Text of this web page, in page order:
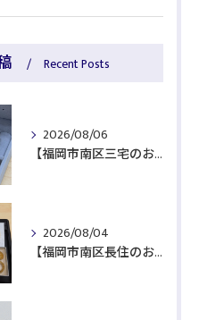
Recent Posts
2026/08/06
【福岡市南区三宅のお客様より貴金属をお買取】
2026/08/04
【福岡市南区長住のお客様よりブランド品をお買取】